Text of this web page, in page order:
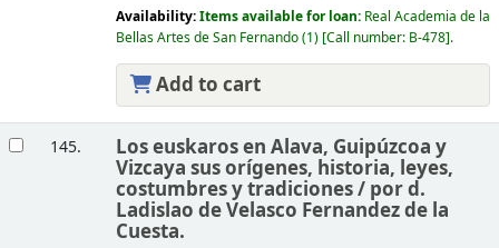
Availability:Items available for loan: Real Academia de la
Bellas Artes de San Fernando(1) Call number: B-478 .
Add to cart
145. Los euskaros en Alava, Guipúzcoa y
Vizcaya sus orígenes, historia, leyes,
costumbres y tradiciones / por d.
Ladislao de Velasco Fernandez de la
Cuesta.